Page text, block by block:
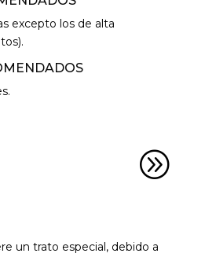
excepto los de alta
A
un trato especial, debido a